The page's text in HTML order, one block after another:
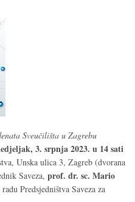
Sveučilišta u Zagrebu
3. srpnja 2023. u 14 sati
Unska ulica 3, Zagreb (dvorana
Saveza, prof. dr. sc. Mario
Predsjedništva Saveza za